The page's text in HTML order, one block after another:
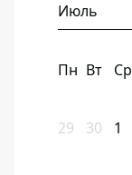
Июль
Пн Вт Ср
29 30 1